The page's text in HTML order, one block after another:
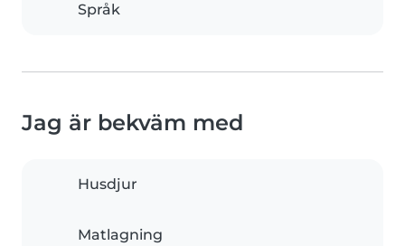
Språk
Jag är bekväm med
Husdjur
Matlagning